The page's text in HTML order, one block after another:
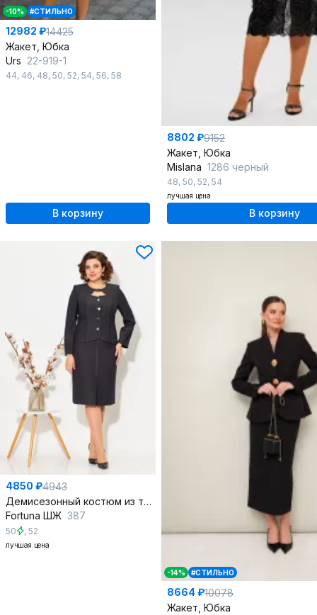
-10% #СТИЛЬНО
12982 ₽14425
Жакет, Юбка
Urs 22-919-1
44, 46, 48, 50, 52, 54, 56, 58
В корзину
8802 ₽9152
Жакет, Юбка
Mislana 1286 черный
48, 50, 52, 54
лучшая цена
В корзину
4850 ₽4943
Демисезонный костюм из текстиля с рельефами и молниями
Fortuna ШЖ 387
50 , 52
лучшая цена
-14% #СТИЛЬНО
8664 ₽10078
Жакет, Юбка